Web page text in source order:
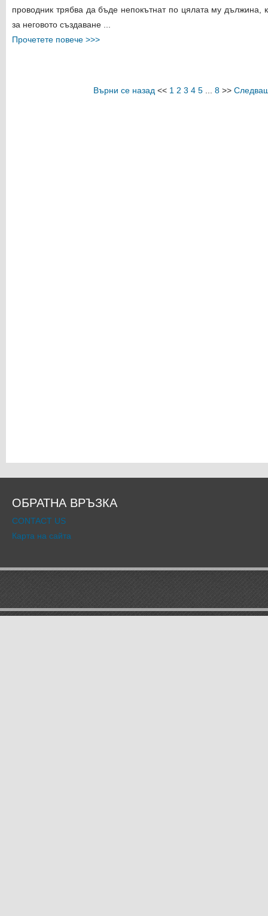
проводник трябва да бъде непокътнат по цялата му дължина,
за неговото създаване ...
Прочетете повече >>>
Върни се назад << 1 2 3 4 5 8>>
ОБРАТНА ВРЪЗКА
CONTACT US
Карта на сайта